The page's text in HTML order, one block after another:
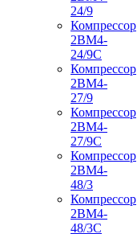
24/9
Компрессор
2ВМ4-
24/9С
Компрессор
2ВМ4-
27/9
Компрессор
2ВМ4-
27/9С
Компрессор
2ВМ4-
48/3
Компрессор
2ВМ4-
48/3С